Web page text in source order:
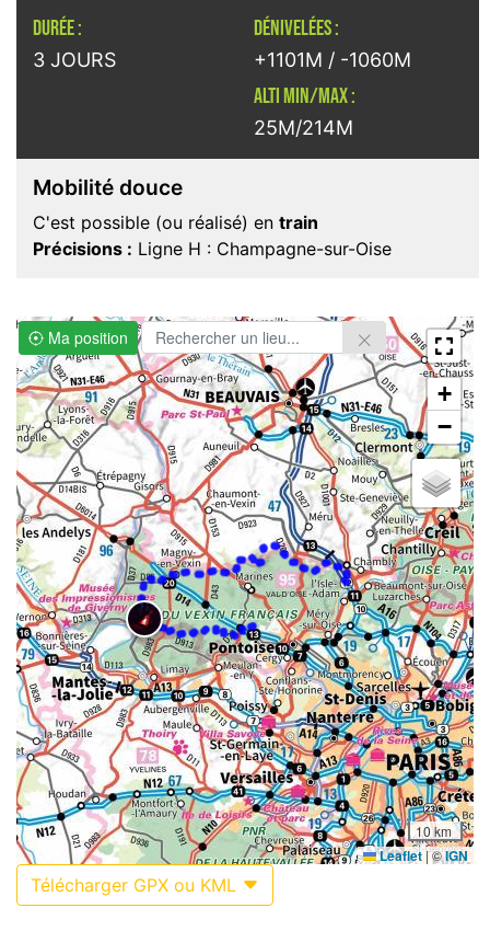
DURÉE :
3 JOURS
DÉNIVELÉES :
+1101M / -1060M
ALTI MIN/MAX :
25M/214M
Mobilité douce
C'est possible (ou réalisé) en train
Précisions : Ligne H : Champagne-sur-Oise
Ma position
+
−
10 km
Leaflet|©IGN
Télécharger GPX ou KML